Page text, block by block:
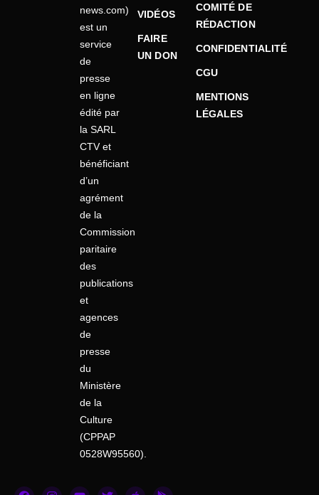
news.com)
est un
service
de
presse
en ligne
édité par
la SARL
CTV et
bénéficiant
d’un
agrément
de la
Commission
paritaire
des
publications
et
agences
de
presse
du
Ministère
de la
Culture
(CPPAP
0528W95560).
VIDÉOS
FAIRE
UN DON
COMITÉ DE
RÉDACTION
CONFIDENTIALITÉ
CGU
MENTIONS
LÉGALES
F I Y T A G